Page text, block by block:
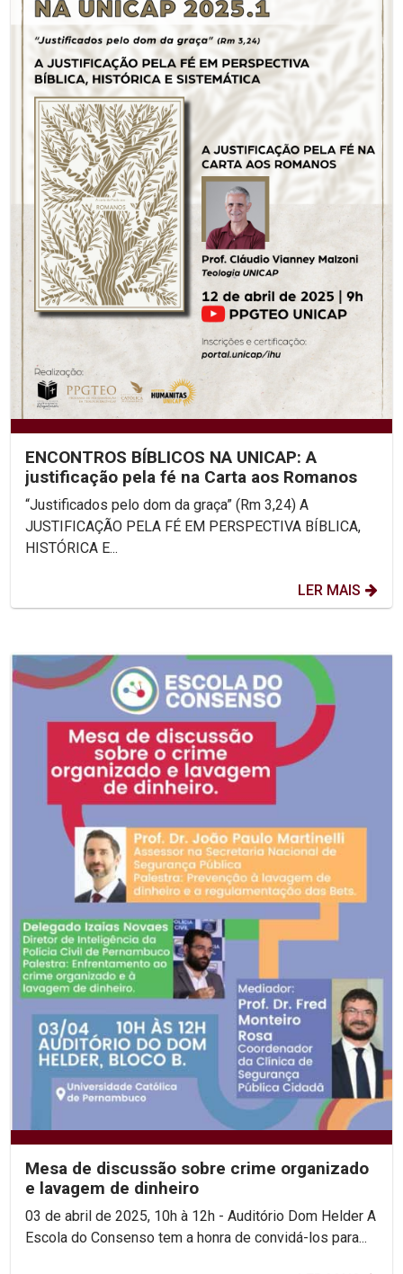
ENCONTROS BÍBLICOS NA UNICAP: A
justificação pela fé na Carta aos Romanos
“Justificados pelo dom da graça” (Rm 3,24) A
JUSTIFICAÇÃO PELA FÉ EM PERSPECTIVA BÍBLICA,
HISTÓRICA E...
LER MAIS
Mesa de discussão sobre crime organizado
e lavagem de dinheiro
03 de abril de 2025, 10h à 12h - Auditório Dom Helder A
Escola do Consenso tem a honra de convidá-los para...